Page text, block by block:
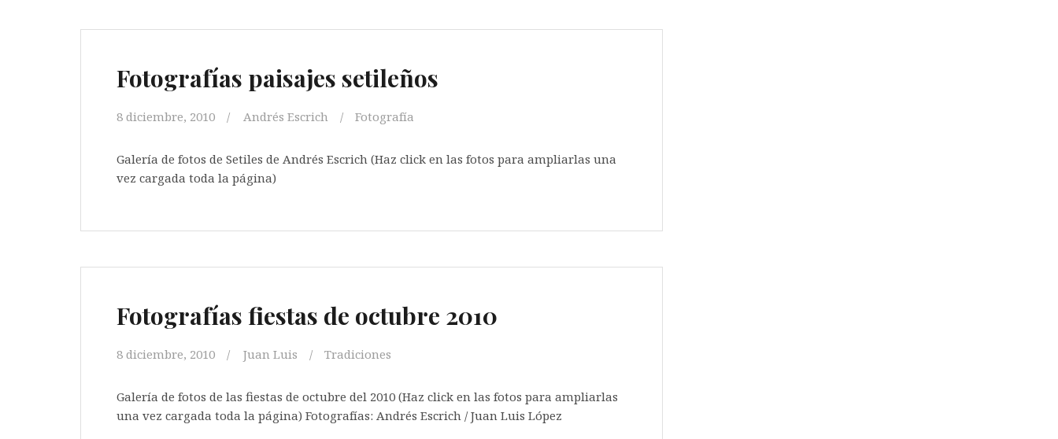
Fotografías paisajes setileños
8 diciembre, 2010 Andrés Escrich Fotografía
Galería de fotos de Setiles de Andrés Escrich (Haz click en las fotos para ampliarlas una
vez cargada toda la página)
Fotografías fiestas de octubre 2010
8 diciembre, 2010 Juan Luis Tradiciones
Galería de fotos de las fiestas de octubre del 2010 (Haz click en las fotos para ampliarlas
una vez cargada toda la página) Fotografías: Andrés Escrich / Juan Luis López